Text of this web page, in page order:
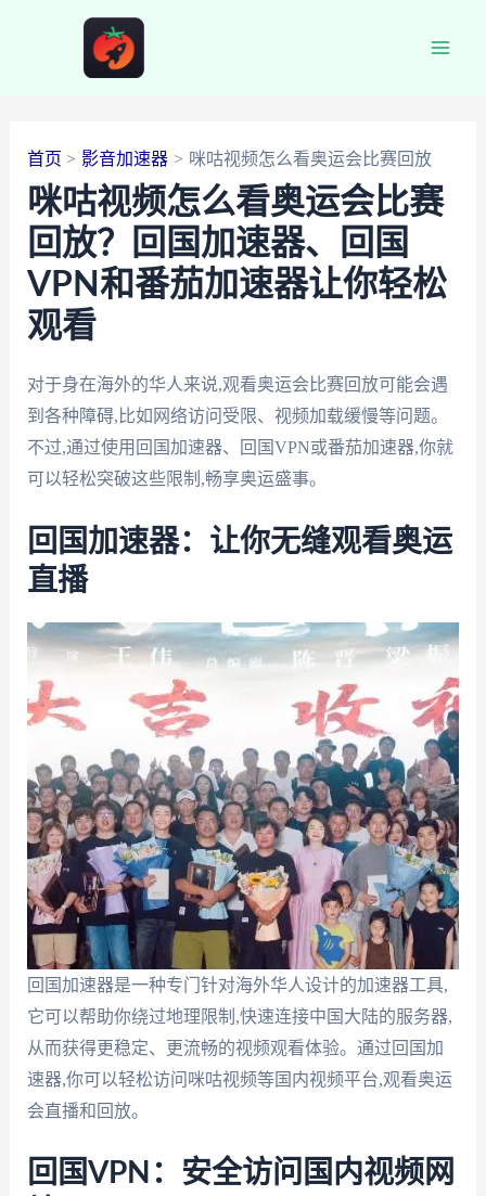
首页 影音加速器 咪咕视频怎么看奥运会比赛回放
咪咕视频怎么看奥运会比赛
回放？回国加速器、回国
VPN和番茄加速器让你轻松
观看
对于身在海外的华人来说,观看奥运会比赛回放可能会遇
到各种障碍,比如网络访问受限、视频加载缓慢等问题。
不过,通过使用回国加速器、回国VPN或番茄加速器,你就
可以轻松突破这些限制,畅享奥运盛事。
回国加速器：让你无缝观看奥运
直播
回国加速器是一种专门针对海外华人设计的加速器工具,
它可以帮助你绕过地理限制,快速连接中国大陆的服务器,
从而获得更稳定、更流畅的视频观看体验。通过回国加
速器,你可以轻松访问咪咕视频等国内视频平台,观看奥运
会直播和回放。
回国VPN：安全访问国内视频网